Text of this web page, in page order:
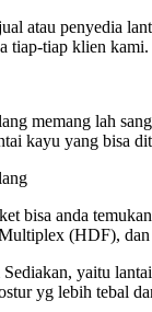
atau penyedia
tiap-tiap klien kami.
memang lah
kayu yang bisa
bisa anda
(HDF),
yaitu
yg lebih tebal